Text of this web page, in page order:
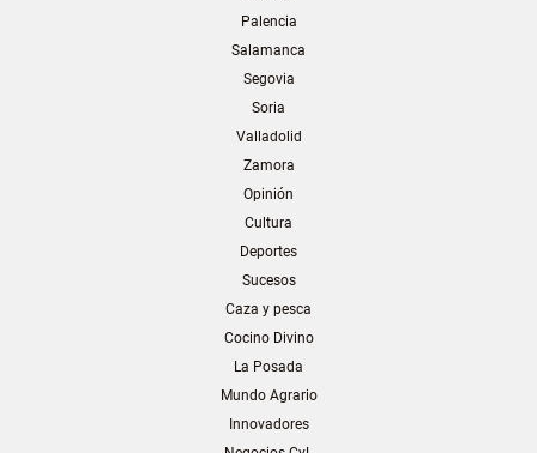
Palencia
Salamanca
Segovia
Soria
Valladolid
Zamora
Opinión
Cultura
Deportes
Sucesos
Caza y pesca
Cocino Divino
La Posada
Mundo Agrario
Innovadores